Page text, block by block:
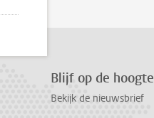
Blijf op de hoogte
Bekijk de nieuwsbrief